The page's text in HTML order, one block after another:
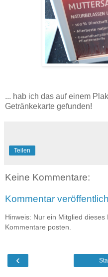
... hab ich das auf einem
Getränkekarte gefunden!
Teilen
Keine Kommentare:
Kommentar
Hinweis: Nur ein Mitglied dieses
Kommentare posten.
‹